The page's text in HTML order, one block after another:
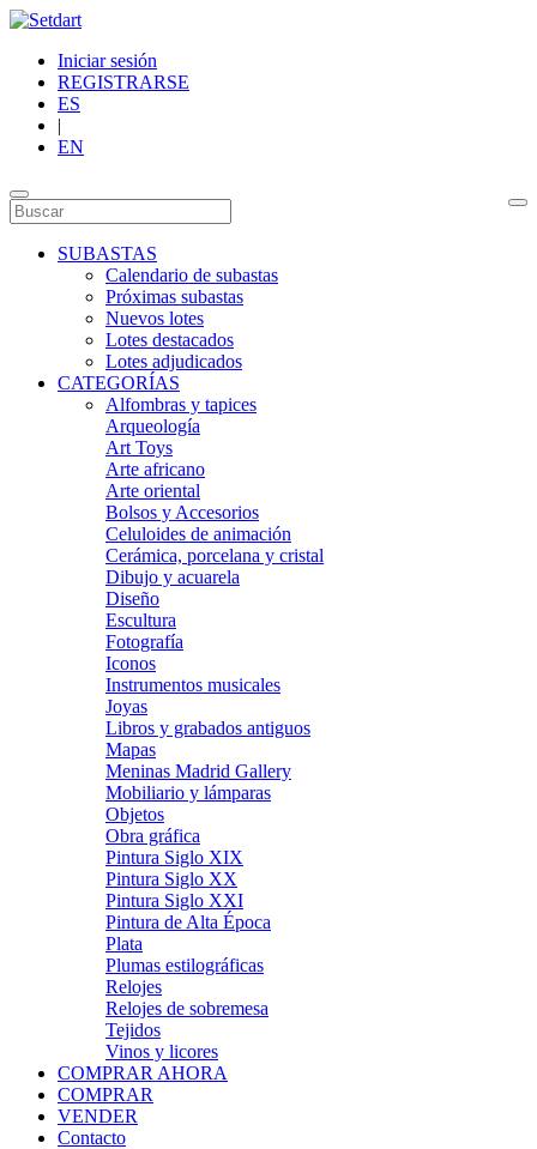
Iniciar sesión
REGISTRARSE
ES
|
EN
SUBASTAS
Calendario de subastas
Próximas subastas
Nuevos lotes
Lotes destacados
Lotes adjudicados
CATEGORÍAS
Alfombras y tapices
Arqueología
Art Toys
Arte africano
Arte oriental
Bolsos y Accesorios
Celuloides de animación
Cerámica, porcelana y cristal
Dibujo y acuarela
Diseño
Escultura
Fotografía
Iconos
Instrumentos musicales
Joyas
Libros y grabados antiguos
Mapas
Meninas Madrid Gallery
Mobiliario y lámparas
Objetos
Obra gráfica
Pintura Siglo XIX
Pintura Siglo XX
Pintura Siglo XXI
Pintura de Alta Época
Plata
Plumas estilográficas
Relojes
Relojes de sobremesa
Tejidos
Vinos y licores
COMPRAR AHORA
COMPRAR
VENDER
Contacto